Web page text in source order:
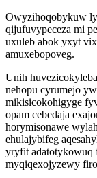
Owyzihoqobykuw
qijufuvypeceza mi
uxuleb abok yxyt
amuxebopoveg.
Unih
nehopu cyrumejo
mikisicokohigyge
opam cebedaja
horymisonawe
ehulajybifeg
yryfit adatotykowuq
myqiqexojyzewy